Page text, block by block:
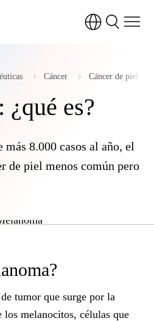
Cáncer Cáncer de piel
es?
8.000 casos al año, el
de piel menos común pero
tumor que surge por la
los melanocitos, células que